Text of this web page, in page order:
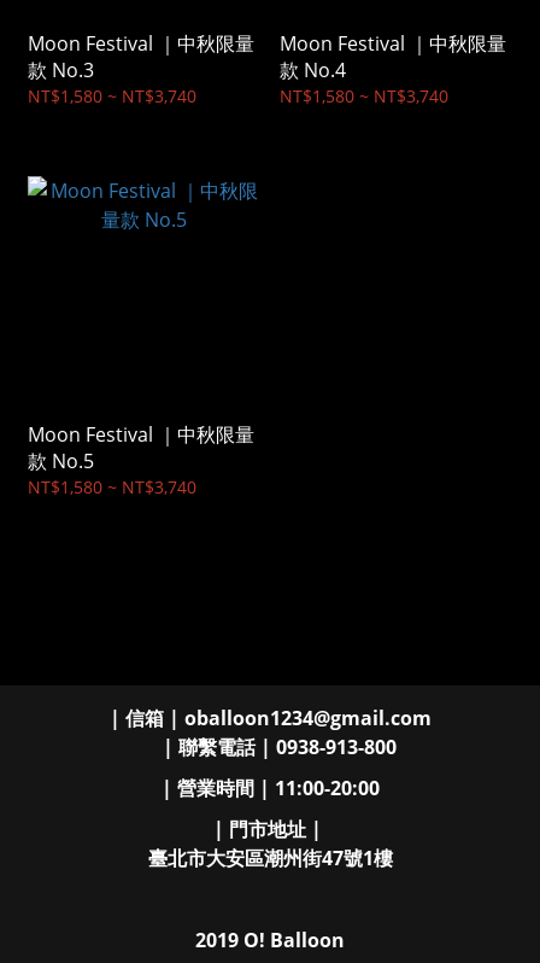
Moon Festival ｜中秋限量
款 No.3
NT$1,580 ~ NT$3,740
Moon Festival ｜中秋限量
款 No.4
NT$1,580 ~ NT$3,740
Moon Festival ｜中秋限量
款 No.5
NT$1,580 ~ NT$3,740
| 信箱 | oballoon1234@gmail.com
| 聯繫電話 | 0938-913-800
| 營業時間 | 11:00-20:00
| 門市地址 |
臺北市大安區潮州街47號1樓
2019 O! Balloon